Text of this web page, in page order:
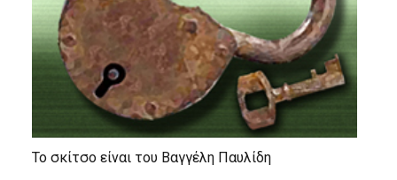
Το σκίτσο είναι του Βαγγέλη Παυλίδη